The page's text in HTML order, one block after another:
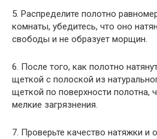
5. Распределите полотно
комнаты, убедитесь, что оно
свободы и не образует морщин.
6. После того, как полотно
щеткой с полоской из
щеткой по поверхности полотна,
мелкие загрязнения.
7. Проверьте качество натяжки и